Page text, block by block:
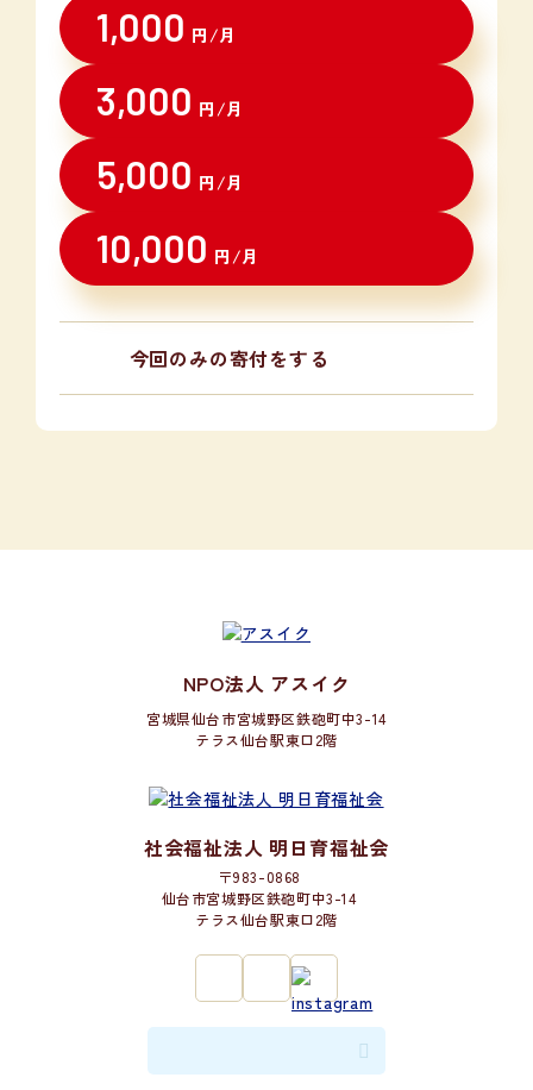
1,000 円/月
3,000 円/月
5,000 円/月
10,000 円/月
今回のみの寄付をする
NPO法人 アスイク
宮城県仙台市宮城野区鉄砲町中3-14
テラス仙台駅東口2階
社会福祉法人 明日育福祉会
〒983-0868
仙台市宮城野区鉄砲町中3-14
テラス仙台駅東口2階